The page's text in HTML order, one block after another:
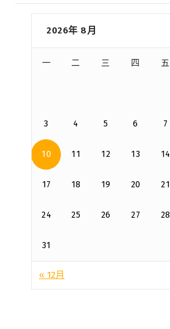
2026年 8月
一 二 三 四 五
3 4 5 6 7
10 11 12 13 14
17 18 19 20 21
24 25 26 27 28
31
« 12月